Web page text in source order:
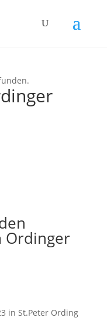
Ordinger
in St.Peter Ording